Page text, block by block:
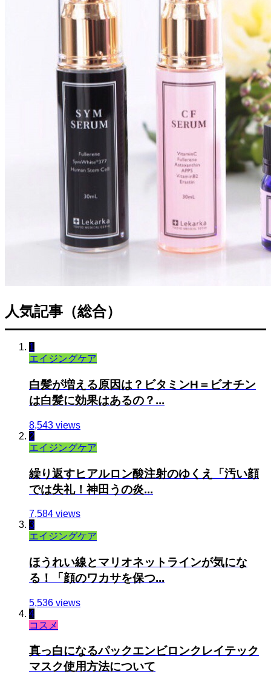
人気記事（総合）
1
エイジングケア
白髪が増える原因は？ビタミンH＝ビオチン
は白髪に効果はあるの？...
8,543 views
2
エイジングケア
繰り返すヒアルロン酸注射のゆくえ「汚い顔
では失礼！神田うの炎...
7,584 views
3
エイジングケア
ほうれい線とマリオネットラインが気にな
る！「顔のワカサを保つ...
5,536 views
4
コスメ
真っ白になるパックエンビロンクレイテック
マスク使用方法について